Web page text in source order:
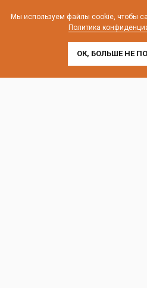
Мы используем файлы cookie, чтобы
Политика
ОК, БОЛЬШЕ НЕ